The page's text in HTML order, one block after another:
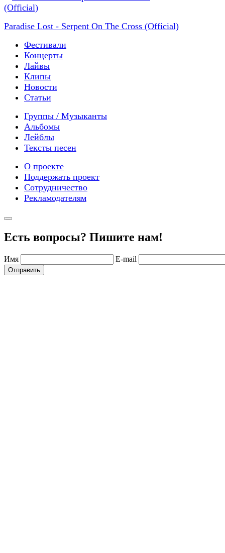
Paradise Lost - Serpent On The Cross (Official)
Фестивали
Концерты
Лайвы
Клипы
Новости
Статьи
Группы / Музыканты
Альбомы
Лейблы
Тексты песен
О проекте
Поддержать проект
Сотрудничество
Рекламодателям
Есть вопросы? Пишите нам!
Имя E-mail